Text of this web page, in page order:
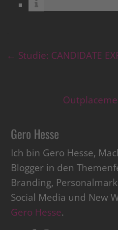
← Studie: CANDIDATE
Gero Hesse
Ich bin Gero Hesse,
Blogger in den
Branding,
Social Media und New
Gero Hesse.